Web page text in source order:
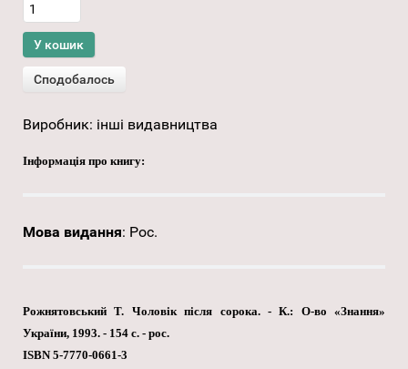
Виробник: інші видавництва
Інформація про книгу:
Мова видання: Рос.
Рожнятовський Т. Чоловік після сорока. - К.: О-во «Знання»
України, 1993. - 154 с. - рос.
ISBN 5-7770-0661-3